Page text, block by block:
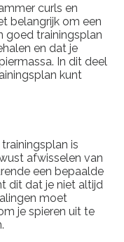
curls en
belangrijk om een
goed trainingsplan
en dat je
In dit deel
kunt
is
afwisselen van
een bepaalde
dit dat je niet altijd
moet
je spieren uit te